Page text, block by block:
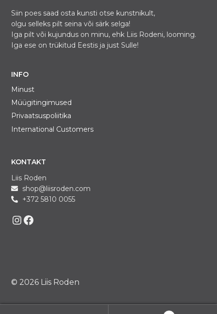
Siin poes saad osta kunsti otse kunstnikult,
olgu selleks pilt seina või särk selga!
Iga pilt või kujundus on minu, ehk Liis Rodeni, looming.
Iga ese on trükitud Eestis ja just Sulle!
INFO
Minust
Müügitingimused
Privaatsuspoliitika
International Customers
KONTAKT
Liis Roden
shop@liisroden.com
+372 5810 0055
Liis on InstagramLiis on Facebook
© 2026 Liis Roden